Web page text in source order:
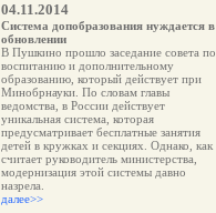
04.11.2014
Система допобразования нуждается в
обновлении
В Пушкино прошло заседание совета по
воспитанию и дополнительному
образованию, который действует при
Минобрнауки. По словам главы
ведомства, в России действует
уникальная система, которая
предусматривает бесплатные занятия
детей в кружках и секциях. Однако, как
считает руководитель министерства,
модернизация этой системы давно
назрела.
далее>>